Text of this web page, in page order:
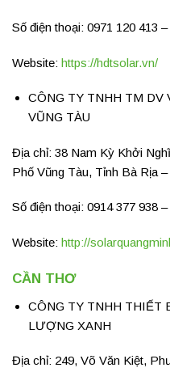
Số điện thoại: 0971 120 413
Website: https://hdtsolar.vn/
CÔNG TY TNHH TM DV
VŨNG TÀU
Địa chỉ: 38 Nam Kỳ Khởi
Phố Vũng Tàu, Tỉnh Bà Rịa
Số điện thoại: 0914 377 938
Website: http://
CẦN THƠ
CÔNG TY TNHH THIẾT
LƯỢNG XANH
Địa chỉ: 249, Võ Văn Kiệt,